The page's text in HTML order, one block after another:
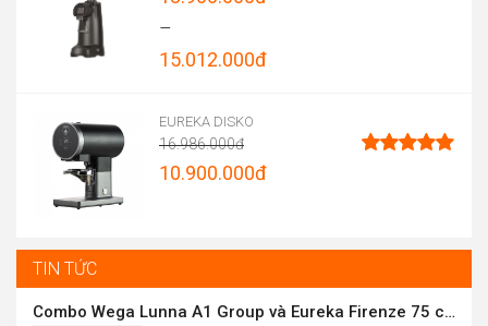
–
15.012.000đ
range:
13.900.000đ
through
15.012.000đ
EUREKA DISKO
16.986.000đ
Original
10.900.000đ
TIN TỨC
Combo Wega Lunna A1 Group và Eureka Firenze 75 chỉ 61,9 triệu